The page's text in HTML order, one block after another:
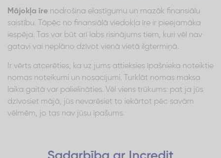
Mājokļa īre nodrošina elastīgumu un mazāk finansiālu
saistību. Tāpēc no finansiālā viedokļa īre ir pieejamāka
iespēja. Tas var būt arī labs risinājums tiem, kuri vēl nav
gatavi vai neplāno dzīvot vienā vietā ilgtermiņā.
Ir vērts atcerēties, ka uz jums attieksies īpašnieka noteiktie
nomas noteikumi un nosacījumi. Turklāt nomas maksa
laika gaitā var palielināties. Vēl viens trūkums: pat ja jūs
dzīvosiet mājā, jūs nevarēsiet to iekārtot pēc savām
vēlmēm, jo tas nav jūsu īpašums.